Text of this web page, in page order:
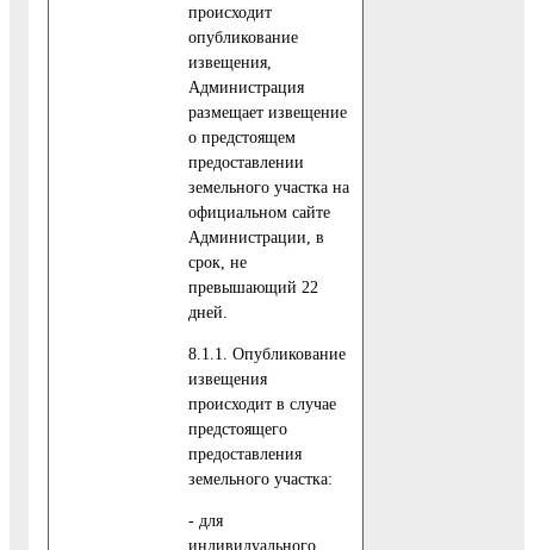
происходит
опубликование
извещения,
Администрация
размещает извещение
о предстоящем
предоставлении
земельного участка на
официальном сайте
Администрации, в
срок, не
превышающий 22
дней.
8.1.1. Опубликование
извещения
происходит в случае
предстоящего
предоставления
земельного участка:
- для
индивидуального